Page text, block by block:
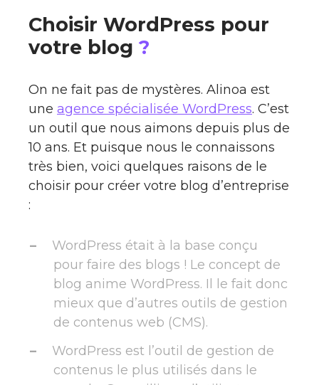
Choisir WordPress pour
votre blog ?
On ne fait pas de mystères. Alinoa est
une agence spécialisée WordPress. C’est
un outil que nous aimons depuis plus de
10 ans. Et puisque nous le connaissons
très bien, voici quelques raisons de le
choisir pour créer votre blog d’entreprise
:
WordPress était à la base conçu
pour faire des blogs ! Le concept de
blog anime WordPress. Il le fait donc
mieux que d’autres outils de gestion
de contenus web (CMS).
WordPress est l’outil de gestion de
contenus le plus utilisés dans le